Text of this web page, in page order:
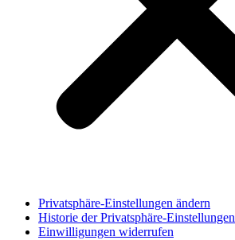
Privatsphäre-Einstellungen ändern
Historie der Privatsphäre-Einstellungen
Einwilligungen widerrufen